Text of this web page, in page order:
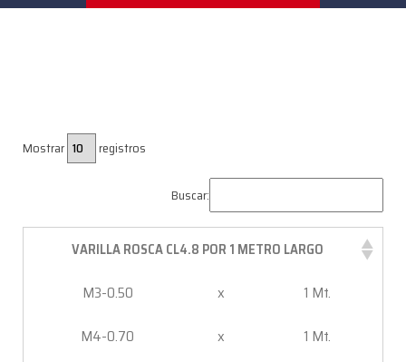
Mostrar registros
Buscar:
VARILLA ROSCA CL4.8 POR 1 METRO LARGO
M3-0.50 x
1 Mt.
M4-0.70
x
1 Mt.